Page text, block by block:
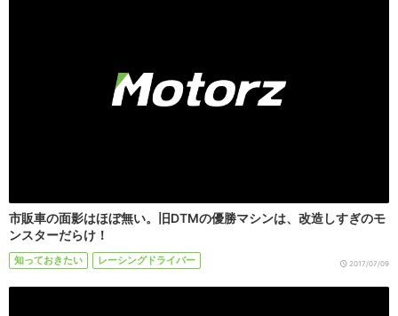
市販車の面影はほぼ無い。旧DTMの優勝マシンは、改造しすぎのモ
ンスターだらけ！
知っておきたい レーシングドライバー 2017/07/09